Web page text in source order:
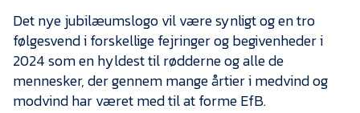
Det nye jubilæumslogo vil være synligt og en tro
følgesvend i forskellige fejringer og begivenheder i
2024 som en hyldest til rødderne og alle de
mennesker, der gennem mange årtier i medvind og
modvind har været med til at forme EfB.